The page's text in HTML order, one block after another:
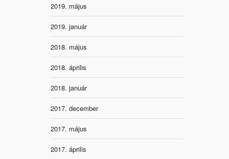
2019. május
2019. január
2018. május
2018. április
2018. január
2017. december
2017. május
2017. április